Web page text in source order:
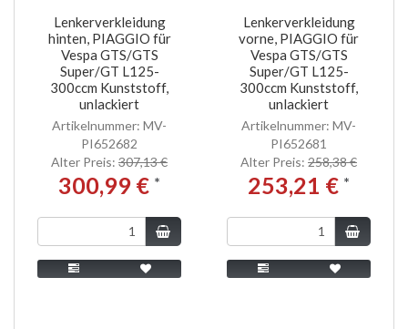
Lenkerverkleidung
hinten, PIAGGIO für
Vespa GTS/GTS
Super/GT L125-
300ccm Kunststoff,
unlackiert
Artikelnummer: MV-
PI652682
Alter Preis: 307,13 €
300,99 € *
Lenkerverkleidung
vorne, PIAGGIO für
Vespa GTS/GTS
Super/GT L125-
300ccm Kunststoff,
unlackiert
Artikelnummer: MV-
PI652681
Alter Preis: 258,38 €
253,21 € *